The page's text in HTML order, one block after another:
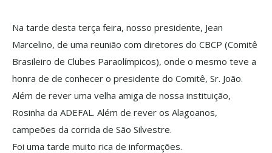
Na tarde desta terça feira, nosso presidente, Jean
Marcelino, de uma reunião com diretores do CBCP (Comitê
Brasileiro de Clubes Paraolímpicos), onde o mesmo teve a
honra de de conhecer o presidente do Comitê, Sr. João.
Além de rever uma velha amiga de nossa instituição,
Rosinha da ADEFAL. Além de rever os Alagoanos,
campeões da corrida de São Silvestre.
Foi uma tarde muito rica de informações.